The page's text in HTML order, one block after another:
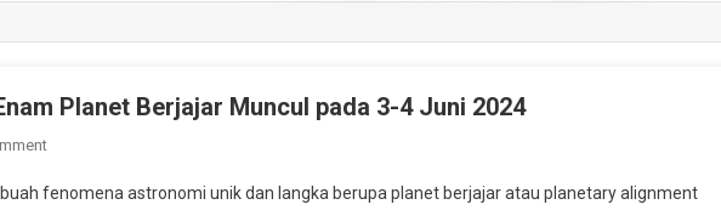
Planet Berjajar Muncul pada 3-4 Juni 2024
On
Langka,
fenomena astronomi unik dan langka berupa planet berjajar atau planetary alignment